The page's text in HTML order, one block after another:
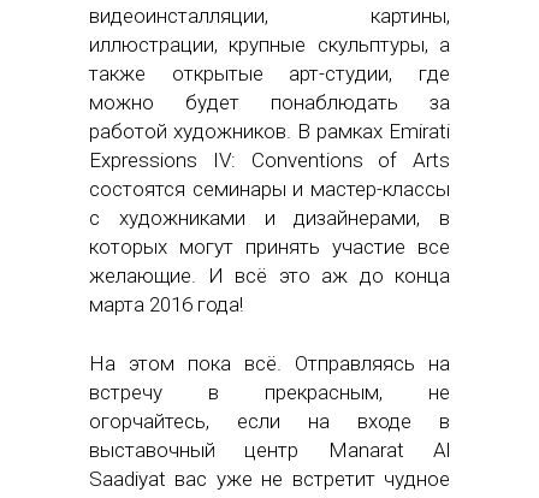
видеоинсталляции, картины,
иллюстрации, крупные скульптуры, а
также открытые арт-студии, где
можно будет понаблюдать за
работой художников. В рамках Emirati
Expressions IV: Conventions of Arts
состоятся семинары и мастер-классы
с художниками и дизайнерами, в
которых могут принять участие все
желающие. И всё это аж до конца
марта 2016 года!
На этом пока всё. Отправляясь на
встречу в прекрасным, не
огорчайтесь, если на входе в
выставочный центр Manarat Al
Saadiyat вас уже не встретит чудное